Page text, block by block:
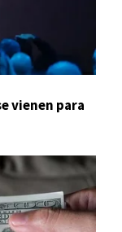
vienen para